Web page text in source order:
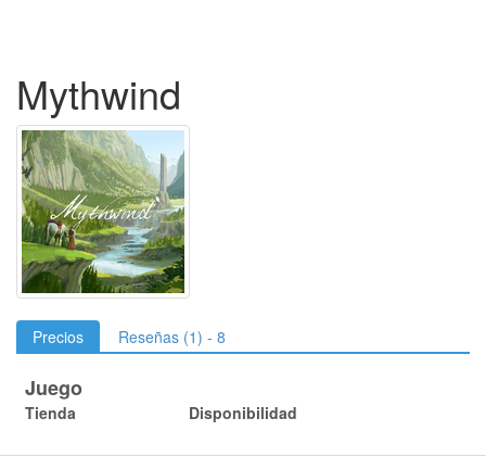
Mythwind
Precios Reseñas (1) - 8
Juego
Tienda Disponibilidad